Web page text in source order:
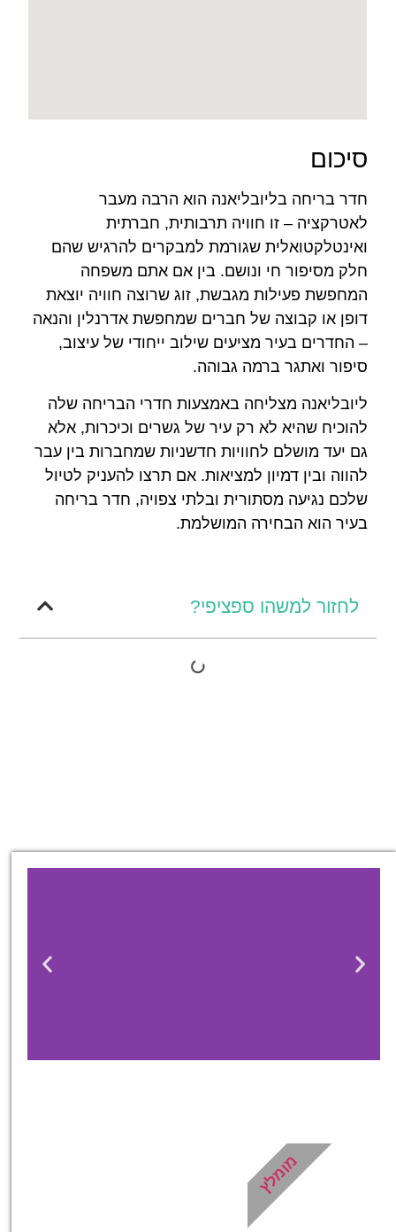
סיכום
חדר בריחה בליובליאנה הוא הרבה מעבר
לאטרקציה – זו חוויה תרבותית, חברתית
ואינטלקטואלית שגורמת למבקרים להרגיש שהם
חלק מסיפור חי ונושם. בין אם אתם משפחה
המחפשת פעילות מגבשת, זוג שרוצה חוויה יוצאת
דופן או קבוצה של חברים שמחפשת אדרנלין והנאה
– החדרים בעיר מציעים שילוב ייחודי של עיצוב,
סיפור ואתגר ברמה גבוהה.
ליובליאנה מצליחה באמצעות חדרי הבריחה שלה
להוכיח שהיא לא רק עיר של גשרים וכיכרות, אלא
גם יעד מושלם לחוויות חדשניות שמחברות בין עבר
להווה ובין דמיון למציאות. אם תרצו להעניק לטיול
שלכם נגיעה מסתורית ובלתי צפויה, חדר בריחה
בעיר הוא הבחירה המושלמת.
לחזור למשהו ספציפי?
מומלץ